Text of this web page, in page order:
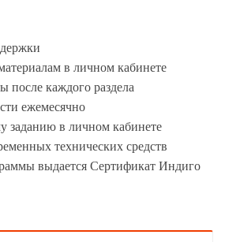
в личном кабинете
после каждого раздела
ежемесячно
заданию в личном кабинете
технических средств
выдается Сертификат Индиго